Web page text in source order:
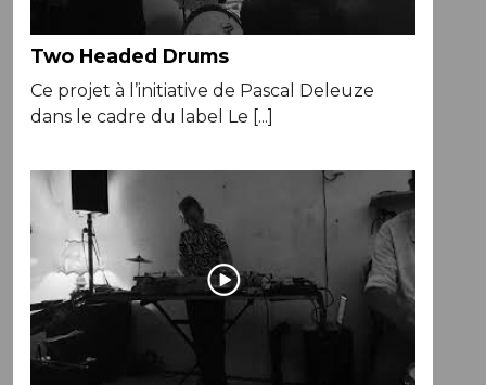
Two Headed Drums
Ce projet à l’initiative de Pascal Deleuze
dans le cadre du label Le [...]